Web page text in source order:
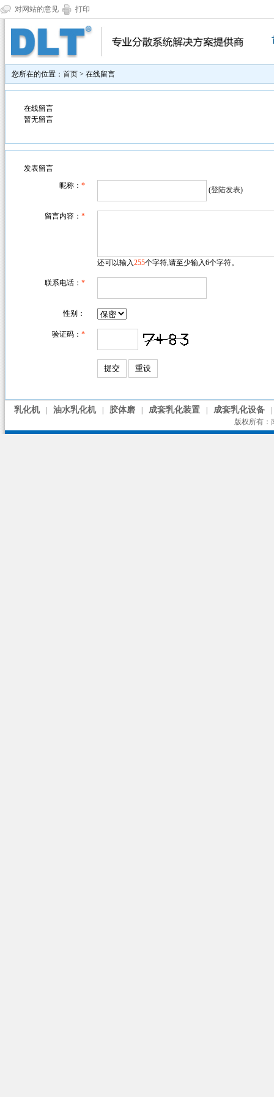
对网站的意见 打印
您所在的位置： 首页 > 在线留言
在线留言
暂无留言
发表留言
昵称： *
(登陆发表)
留言内容： *
还可以输入255个字符,请至少输入6个字符。
联系电话： *
性别：
验证码： *
乳化机 油水乳化机 胶体磨 成套乳化装置 成套乳化设备
版权所有：